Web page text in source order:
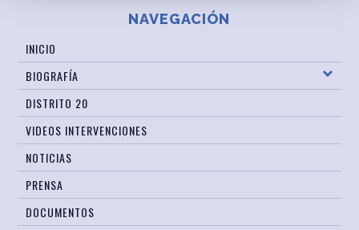
NAVEGACIÓN
INICIO
BIOGRAFÍA
DISTRITO 20
VIDEOS INTERVENCIONES
NOTICIAS
PRENSA
DOCUMENTOS